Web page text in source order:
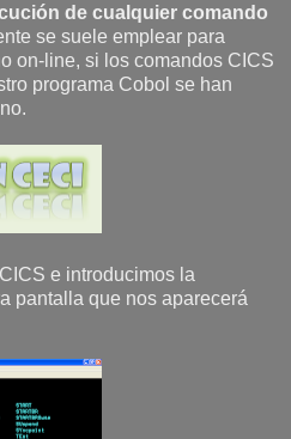
de cualquier comando
se suele emplear para
on-line, si los comandos CICS
programa Cobol se han
e introducimos la
pantalla que nos aparecerá